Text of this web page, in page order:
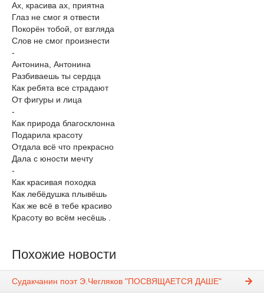
Ах, красива ах, приятна
Глаз не смог я отвести
Покорён тобой, от взгляда
Слов не смог произнести
-
Антонина, Антонина
Разбиваешь ты сердца
Как ребята все страдают
От фигуры и лица
-
Как природа благосклонна
Подарила красоту
Отдала всё что прекрасно
Дала с юности мечту
-
Как красивая походка
Как лебёдушка плывёшь
Как же всё в тебе красиво
Красоту во всём несёшь .
Похожие новости
Судакчанин поэт Э.Чегляков "ПОСВЯЩАЕТСЯ ДАШЕ"